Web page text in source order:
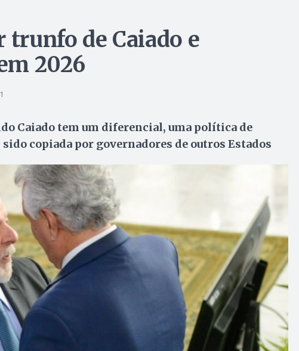
trunfo de Caiado e
2026
Caiado tem um diferencial, uma política de
copiada por governadores de outros Estados